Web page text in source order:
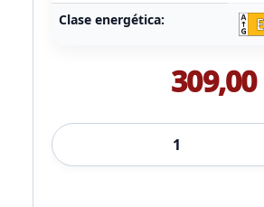
Clase energética:
309,00